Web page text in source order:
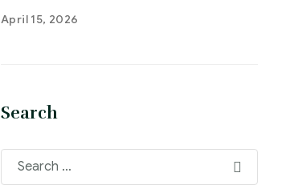
April 15, 2026
Search